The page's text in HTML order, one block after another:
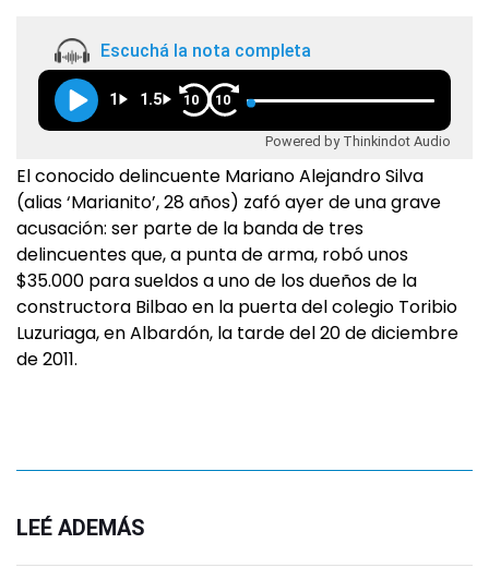
Escuchá la nota completa
1 1.5 10 10
Powered by Thinkindot Audio
El conocido delincuente Mariano Alejandro Silva
(alias ‘Marianito’, 28 años) zafó ayer de una grave
acusación: ser parte de la banda de tres
delincuentes que, a punta de arma, robó unos
$35.000 para sueldos a uno de los dueños de la
constructora Bilbao en la puerta del colegio Toribio
Luzuriaga, en Albardón, la tarde del 20 de diciembre
de 2011.
LEÉ ADEMÁS